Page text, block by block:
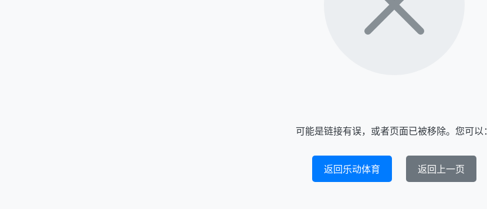
可能是链接有误，或者页面已被移除。您可以：
返回乐动体育 返回上一页